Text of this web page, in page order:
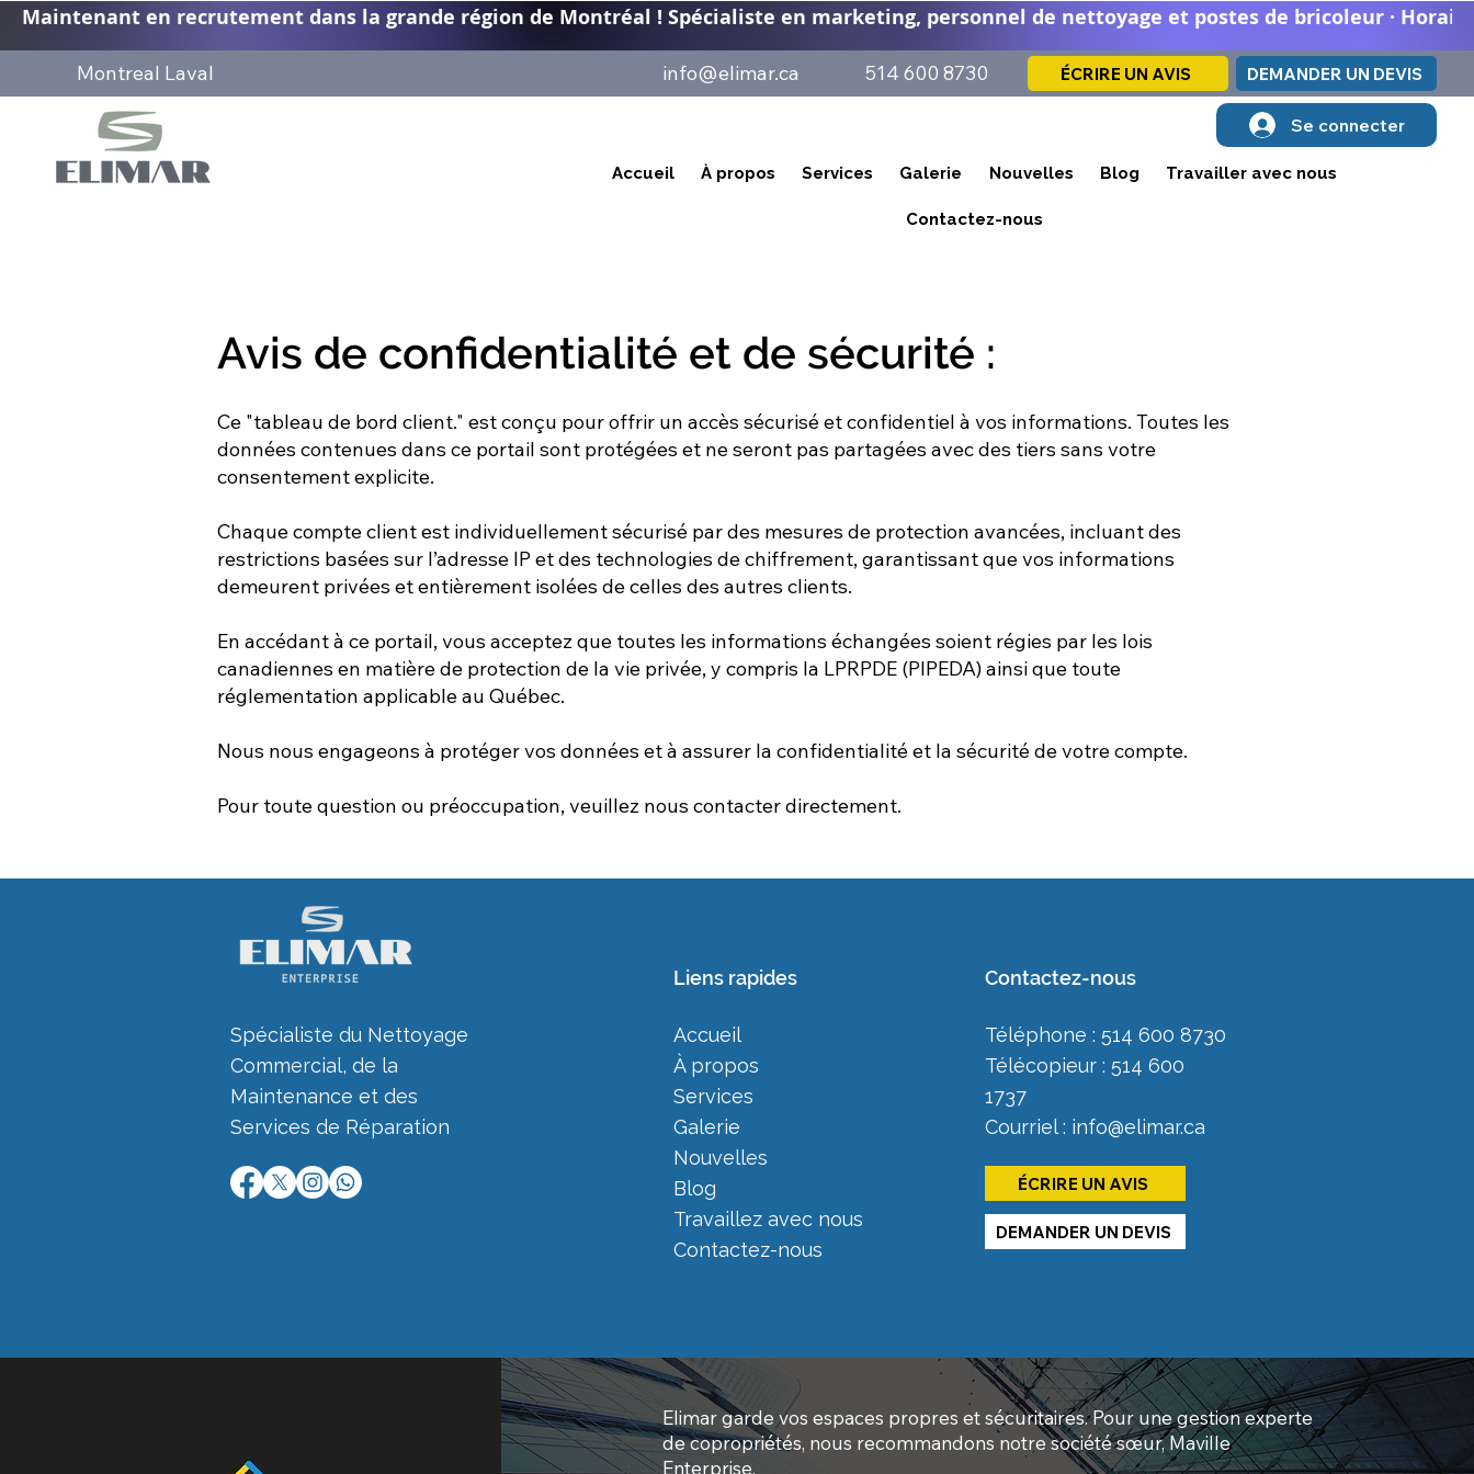
Maintenant en recrutement dans la grande région de Montréal ! Spécialiste en marketing, personnel de nettoyage et postes de bricoleur ·
Montreal Laval info@elimar.ca 514 600 8730 ÉCRIRE UN AVIS DEMANDER UN DEVIS
Se connecter
Accueil À propos Services Galerie Nouvelles Blog Travailler avec nous
Contactez-nous
Avis de confidentialité et de sécurité :
Ce "tableau de bord client." est conçu pour offrir un accès sécurisé et confidentiel à vos informations. Toutes les
données contenues dans ce portail sont protégées et ne seront pas partagées avec des tiers sans votre
consentement explicite.
Chaque compte client est individuellement sécurisé par des mesures de protection avancées, incluant des
restrictions basées sur l’adresse IP et des technologies de chiffrement, garantissant que vos informations
demeurent privées et entièrement isolées de celles des autres clients.
En accédant à ce portail, vous acceptez que toutes les informations échangées soient régies par les lois
canadiennes en matière de protection de la vie privée, y compris la LPRPDE (PIPEDA) ainsi que toute
réglementation applicable au Québec.
Nous nous engageons à protéger vos données et à assurer la confidentialité et la sécurité de votre compte.
Pour toute question ou préoccupation, veuillez nous contacter directement.
Spécialiste du Nettoyage
Commercial, de la
Maintenance et des
Services de Réparation
Liens rapides
Accueil
À propos
Services
Galerie
Nouvelles
Blog
Travaillez avec nous
Contactez-nous
Contactez-nous
Téléphone : 514 600 8730
Télécopieur : 514 600
1737
Courriel : info@elimar.ca
ÉCRIRE UN AVIS
DEMANDER UN DEVIS
Elimar garde vos espaces propres et sécuritaires. Pour une gestion experte
de copropriétés, nous recommandons notre société sœur, Maville
Enterprise.